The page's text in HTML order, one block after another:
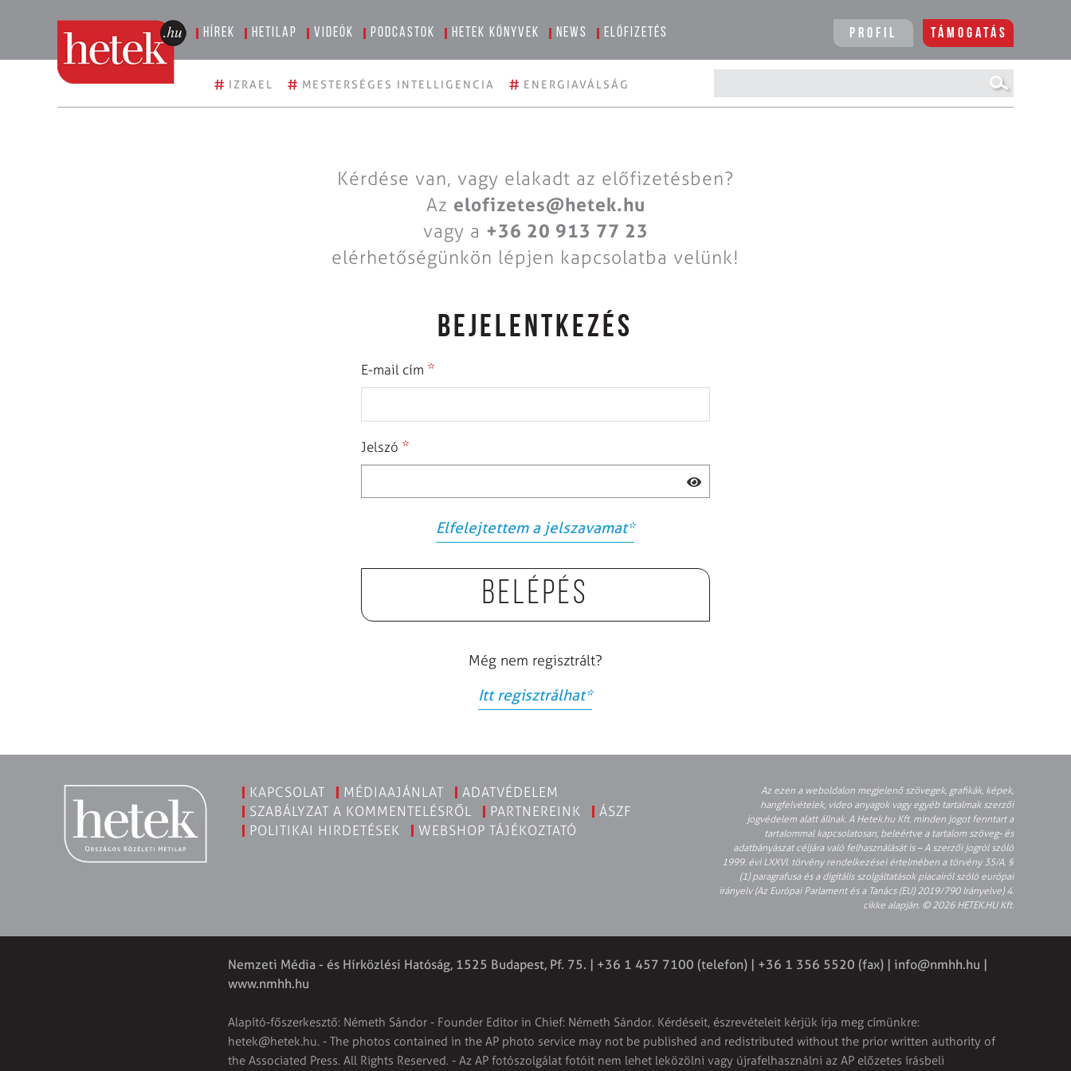
Hírek Hetilap Videók Podcastok Hetek könyvek News Előfizetés Profil Támogatás
# IZRAEL # MESTERSÉGES INTELLIGENCIA # ENERGIAVÁLSÁG
Kérdése van, vagy elakadt az előfizetésben?
Az elofizetes@hetek.hu
vagy a +36 20 913 77 23
elérhetőségünkön lépjen kapcsolatba velünk!
BEJELENTKEZÉS
E-mail cím *
Jelszó *
Elfelejtettem a jelszavamat*
Belépés
Még nem regisztrált?
Itt regisztrálhat*
KAPCSOLAT MÉDIAAJÁNLAT
ADATVÉDELEM
SZABÁLYZAT A KOMMENTELÉSRŐL
PARTNEREINK
ÁSZF
POLITIKAI HIRDETÉSEK
WEBSHOP TÁJÉKOZTATÓ
Az ezen a weboldalon megjelenő szövegek, grafikák, képek,
hangfelvételek, video anyagok vagy egyéb tartalmak szerzői
jogvédelem alatt állnak. A Hetek.hu Kft. minden jogot fenntart a
tartalommal kapcsolatosan, beleértve a tartalom szöveg- és
adatbányászat céljára való felhasználását is – A szerzői jogról szóló
1999. évi LXXVI. törvény rendelkezései értelmében a törvény 35/A. §
(1) paragrafusa és a digitális szolgáltatások piacairól szóló európai
irányelv (Az Európai Parlament és a Tanács (EU) 2019/790 Irányelve) 4.
cikke alapján. © 2026 HETEK.HU Kft.
Nemzeti Média - és Hírközlési Hatóság, 1525 Budapest, Pf. 75. | +36 1 457 7100 (telefon) | +36 1 356 5520 (fax) | info@nmhh.hu |
www.nmhh.hu
Alapító-főszerkesztő: Németh Sándor - Founder Editor in Chief: Németh Sándor. Kérdéseit, észrevételeit kérjük írja meg címünkre:
hetek@hetek.hu. - The photos contained in the AP photo service may not be published and redistributed without the prior written authority of
the Associated Press. All Rights Reserved. - Az AP fotószolgálat fotóit nem lehet leközölni vagy újrafelhasználni az AP előzetes írásbeli